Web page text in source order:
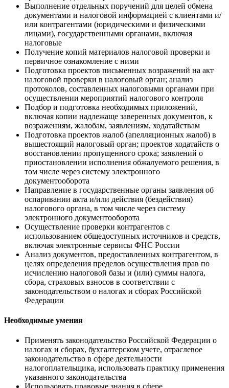
Выполнение отдельных поручений для целей обмена
документами и налоговой информацией с клиентами и/
или контрагентами (юридическими и физическими
лицами), государственными органами, включая
налоговые
Получение копий материалов налоговой проверки и
первичное ознакомление с ними
Подготовка проектов письменных возражений на акт
налоговой проверки в налоговый орган; анализ
протоколов, составленных налоговыми органами при
осуществлении мероприятий налогового контроля
Подбор и подготовка необходимых приложений,
включая копии надлежаще заверенных документов, к
возражениям, жалобам, заявлениям, ходатайствам
Подготовка проектов жалоб (апелляционных жалоб) в
вышестоящий налоговый орган; проектов ходатайств о
восстановлении пропущенного срока; заявлений о
приостановлении исполнения обжалуемого решения, в
том числе через систему электронного
документооборота
Направление в государственные органы заявления об
оспаривании акта и/или действия (бездействия)
налогового органа, в том числе через систему
электронного документооборота
Осуществление проверки контрагентов с
использованием общедоступных источников и средств,
включая электронные сервисы ФНС России
Анализ документов, предоставленных контрагентом, в
целях определения пределов осуществления прав по
исчислению налоговой базы и (или) суммы налога,
сбора, страховых взносов в соответствии с
законодательством о налогах и сборах Российской
Федерации
Необходимые умения
Применять законодательство Российской Федерации о
налогах и сборах, бухгалтерском учете, отраслевое
законодательство в сфере деятельности
налогоплательщика, использовать практику применения
указанного законодательства